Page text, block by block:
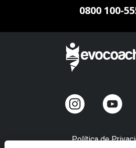
0800 100-
Política de